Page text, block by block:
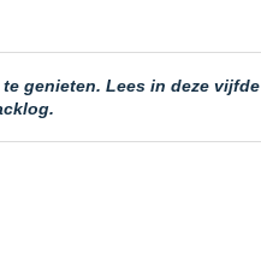
genieten. Lees in deze vijfde